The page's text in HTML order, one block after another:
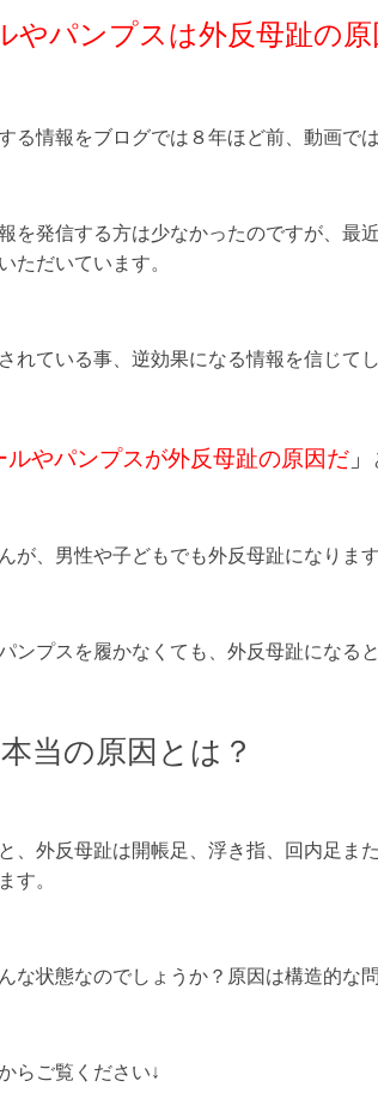
やパンプスは外反母趾の
る情報をブログでは８年ほど前、動画で
を発信する方は少なかったのですが、最
ただいています。
れている事、逆効果になる情報を信じて
ルやパンプスが外反母趾の原因だ 」
が、男性や子どもでも外反母趾になりま
ンプスを履かなくても、外反母趾になると
当の原因とは？
、外反母趾は開帳足、浮き指、回内足ま
す。
な状態なのでしょうか？原因は構造的な
らご覧ください↓